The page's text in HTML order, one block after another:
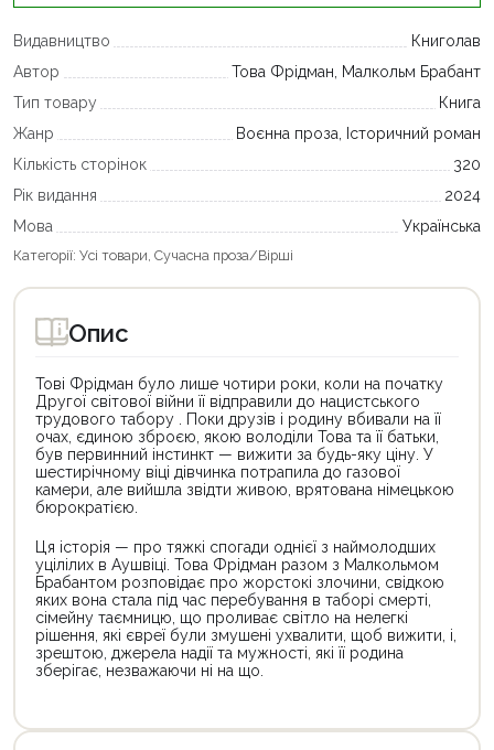
Видавництво
Книголав
Автор
Това Фрідман, Малкольм Брабант
Тип товару
Книга
Жанр
Воєнна проза, Історичний роман
Кількість сторінок
320
Рік видання
2024
Мова
Українська
Категорії: Усі товари Сучасна проза/Вірші
Опис
Тові Фрідман було лише чотири роки, коли на початку
Другої світової війни її відправили до нацистського
трудового табору . Поки друзів і родину вбивали на її
очах, єдиною зброєю, якою володіли Това та її батьки,
був первинний інстинкт — вижити за будь-яку ціну. У
шестирічному віці дівчинка потрапила до газової
камери, але вийшла звідти живою, врятована німецькою
бюрократією.
Ця історія — про тяжкі спогади однієї з наймолодших
уцілілих в Аушвіці. Това Фрідман разом з Малкольмом
Брабантом розповідає про жорстокі злочини, свідкою
яких вона стала під час перебування в таборі смерті,
сімейну таємницю, що проливає світло на нелегкі
рішення, які євреї були змушені ухвалити, щоб вижити, і,
зрештою, джерела надії та мужності, які її родина
зберігає, незважаючи ні на що.
товар
товар